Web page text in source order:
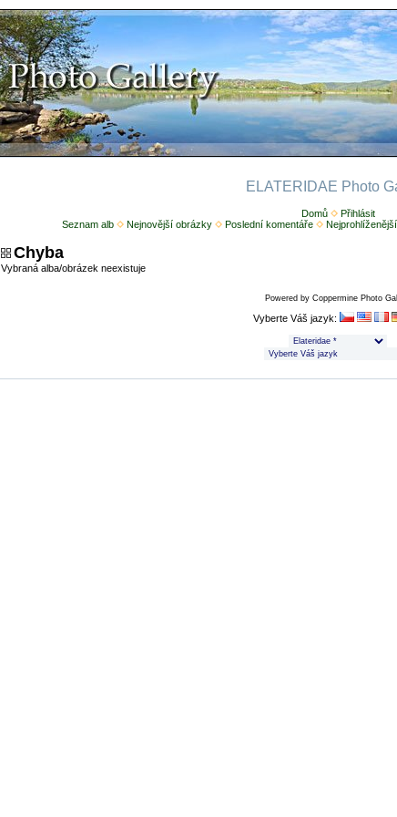
ELATERIDAE Photo
Domů
Přihlásit
Seznam alb
Nejnovější obrázky Poslední komentáře Nejprohlíženější
Chyba
Vybraná alba/obrázek neexistuje
Powered by Coppermine Photo
Vyberte Váš jazyk: